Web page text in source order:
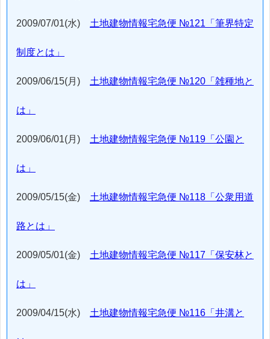
2009/07/01(水) 土地建物情報宅急便 №121「筆界特定
制度とは」
2009/06/15(月) 土地建物情報宅急便 №120「雑種地と
は」
2009/06/01(月) 土地建物情報宅急便 №119「公園と
は」
2009/05/15(金) 土地建物情報宅急便 №118「公衆用道
路とは」
2009/05/01(金) 土地建物情報宅急便 №117「保安林と
は」
2009/04/15(水) 土地建物情報宅急便 №116「井溝と